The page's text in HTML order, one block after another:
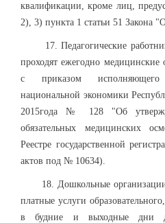
квалификации, кроме лиц,
2), 3) пункта 1 статьи 51 Закона
17. Педагогические
проходят ежегодно медицинские
с приказом исполняющего
национальной экономики
2015года № 128 "Об
обязательных медицинских
Реестре государственной
актов под № 10634).
18. Дошкольные организации
платные услуги
в будние и выходные дни